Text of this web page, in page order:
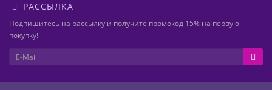
РАССЫЛКА
Подпишитесь на рассылку и получите промокод 15% на первую
покупку!